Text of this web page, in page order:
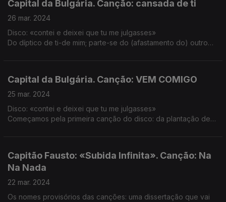
Capital da Bulgária. Canção: cansada de ti
26 mar. 2024
Disco: «contei e deixei que tu me julgasses»
Do díptico de ti-de mim; parte-se do (afastamento do) outro
Capital da Bulgária. Canção: VEM COMIGO
25 mar. 2024
Disco: «contei e deixei que tu me julgasses»
Começamos pela primeira canção do disco: da plantação de
Capitão Fausto: «Subida Infinita». Canção: Na
Na Nada
22 mar. 2024
Os nomes provisórios das canções: uma dissertação que vai